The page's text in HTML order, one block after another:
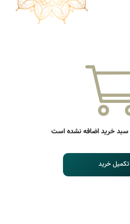
سبد خریداضافه نشده است
تکمیل خرید